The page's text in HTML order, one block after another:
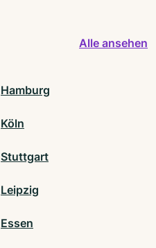
Alle ansehen
Hamburg
Köln
Stuttgart
Leipzig
Essen